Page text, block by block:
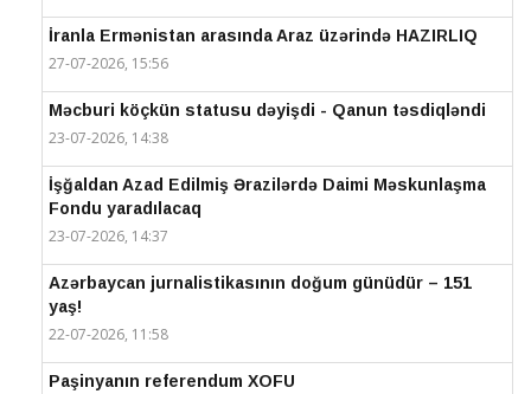
İranla Ermənistan arasında Araz üzərində HAZIRLIQ
27-07-2026, 15:56
Məcburi köçkün statusu dəyişdi - Qanun təsdiqləndi
23-07-2026, 14:38
İşğaldan Azad Edilmiş Ərazilərdə Daimi Məskunlaşma
Fondu yaradılacaq
23-07-2026, 14:37
Azərbaycan jurnalistikasının doğum günüdür – 151
yaş!
22-07-2026, 11:58
Paşinyanın referendum XOFU